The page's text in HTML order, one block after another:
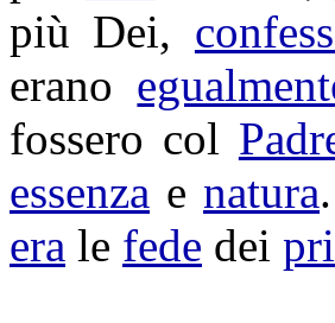
più Dei,
erano
fossero col
essenza enatura
era le fede dei